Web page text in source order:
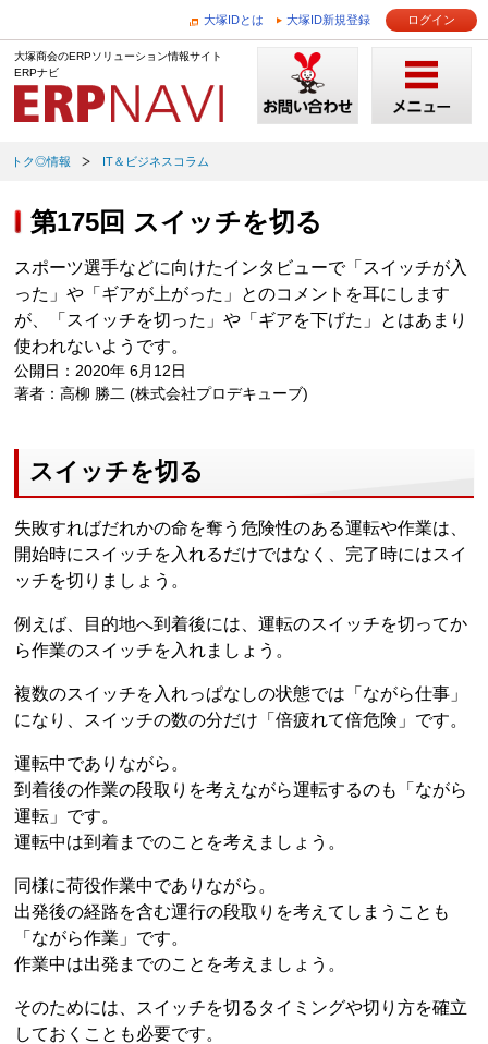
大塚IDとは 大塚ID新規登録 ログイン
大塚商会のERPソリューション情報サイト
ERPナビ
トク◎情報 IT＆ビジネスコラム
第175回 スイッチを切る
スポーツ選手などに向けたインタビューで「スイッチが入
った」や「ギアが上がった」とのコメントを耳にします
が、「スイッチを切った」や「ギアを下げた」とはあまり
使われないようです。
公開日：2020年 6月12日
著者：高柳 勝二 (株式会社プロデキューブ)
スイッチを切る
失敗すればだれかの命を奪う危険性のある運転や作業は、
開始時にスイッチを入れるだけではなく、完了時にはスイ
ッチを切りましょう。
例えば、目的地へ到着後には、運転のスイッチを切ってか
ら作業のスイッチを入れましょう。
複数のスイッチを入れっぱなしの状態では「ながら仕事」
になり、スイッチの数の分だけ「倍疲れて倍危険」です。
運転中でありながら。
到着後の作業の段取りを考えながら運転するのも「ながら
運転」です。
運転中は到着までのことを考えましょう。
同様に荷役作業中でありながら。
出発後の経路を含む運行の段取りを考えてしまうことも
「ながら作業」です。
作業中は出発までのことを考えましょう。
そのためには、スイッチを切るタイミングや切り方を確立
しておくことも必要です。